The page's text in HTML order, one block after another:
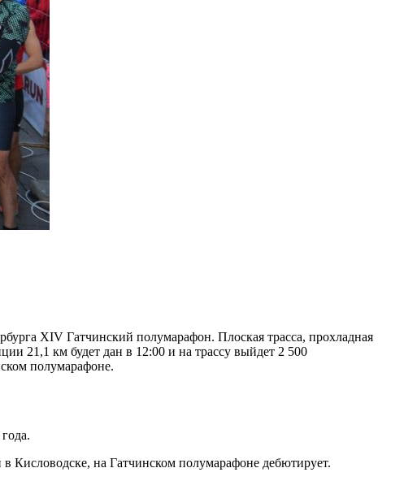
XIV Гатчинский полумарафон. Плоская трасса, прохладная
21,1 км будет дан в 12:00 и на трассу выйдет 2 500
полумарафоне.
Кисловодске, на Гатчинском полумарафоне дебютирует.